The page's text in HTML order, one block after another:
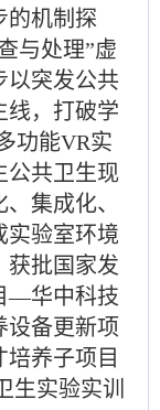
的机制探
与处理”虚
以突发公共
线，打破学
功能VR实
公共卫生现
集成化、
实验室环境
获批国家发
—华中科技
设备更新项
培养子项目
生实验实训